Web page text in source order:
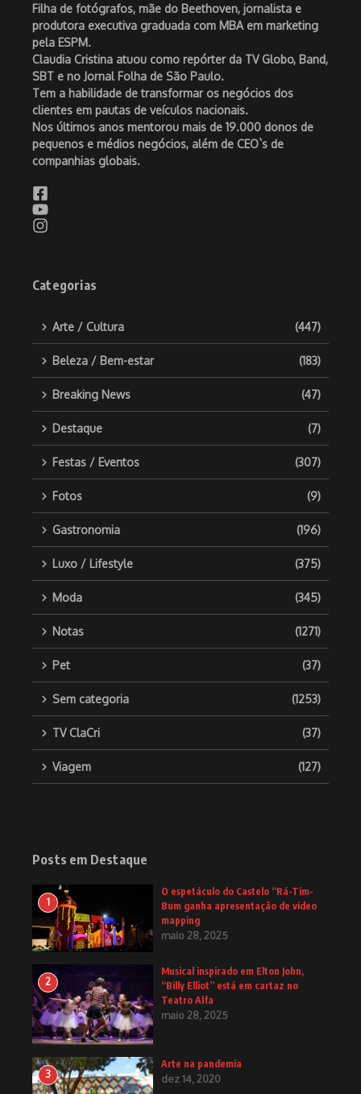
Filha de fotógrafos, mãe do Beethoven, jornalista e
produtora executiva graduada com MBA em marketing
pela ESPM.
Claudia Cristina atuou como repórter da TV Globo, Band,
SBT e no Jornal Folha de São Paulo.
Tem a habilidade de transformar os negócios dos
clientes em pautas de veículos nacionais.
Nos últimos anos mentorou mais de 19.000 donos de
pequenos e médios negócios, além de CEO`s de
companhias globais.
Categorias
Arte / Cultura (447)
Beleza / Bem-estar (183)
Breaking News (47)
Destaque (7)
Festas / Eventos (307)
Fotos (9)
Gastronomia (196)
Luxo / Lifestyle (375)
Moda (345)
Notas (1271)
Pet (37)
Sem categoria (1253)
TV ClaCri (37)
Viagem (127)
Posts em Destaque
1
O espetáculo do Castelo “Rá-Tim-
Bum ganha apresentação de video
mapping
maio 28, 2025
2
Musical inspirado em Elton John,
“Billy Elliot” está em cartaz no
Teatro Alfa
maio 28, 2025
3
Arte na pandemia
dez 14, 2020